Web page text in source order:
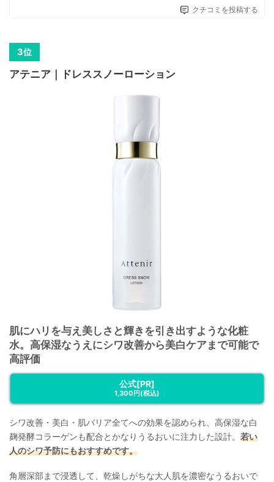
クチコミを投稿する
アテニア｜ドレススノーローション
肌にハリを与え美しさと輝きを引き出すような化粧
水。高保湿なうえにシワ改善から美白ケアまで可能で
高評価
公式[PR]
1,300円(税込)
シワ改善・美白・肌バリア全てへの効果を認められ、高保湿な白
麹発酵コラーゲンも配合とかなりうるおいに注力した設計。 若い
人のシワ予防にもおすすめです。
角層深部まで浸透して、乾燥しがちな大人肌を濃密なうるおいで